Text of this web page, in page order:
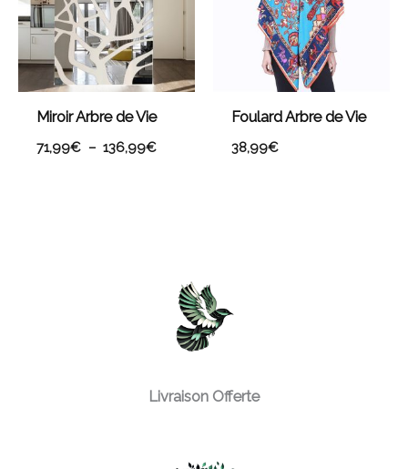
Miroir Arbre de Vie
71,99€ – 136,99€
136,99€
Foulard Arbre de Vie
38,99€
Livraison Offerte